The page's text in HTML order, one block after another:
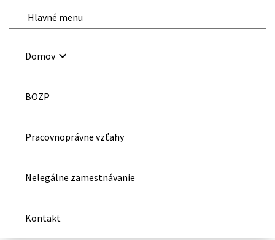
Hlavné menu
Domovkeyboard_arrow_down
BOZP
Pracovnoprávne vzťahy
Nelegálne zamestnávanie
Kontakt